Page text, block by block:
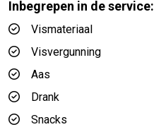
Inbegrepen in de service:
Vismateriaal
Visvergunning
Aas
Drank
Snacks